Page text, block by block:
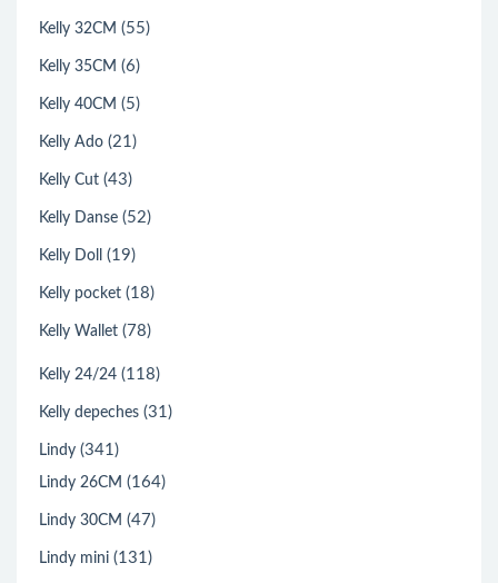
Kelly 32CM (55)
Kelly 35CM (6)
Kelly 40CM (5)
Kelly Ado (21)
Kelly Cut (43)
Kelly Danse (52)
Kelly Doll (19)
Kelly pocket (18)
Kelly Wallet (78)
Kelly 24/24 (118)
Kelly depeches (31)
Lindy (341)
Lindy 26CM (164)
Lindy 30CM (47)
Lindy mini (131)